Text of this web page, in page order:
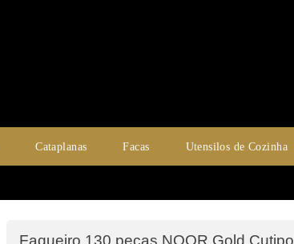
Cataplanas Facas Utensilos de Cozinha
Faqueiro 130 peças NOOR Gold Cutipol